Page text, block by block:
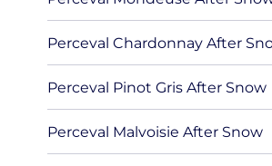
Perceval Chardonnay After
Perceval Pinot Gris After Snow
Perceval Malvoisie After Snow